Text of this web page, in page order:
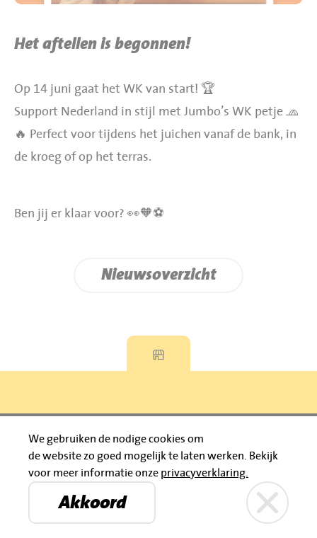
© 2026 Jumbo Huibers
Het aftellen is begonnen!
Op 14 juni gaat het WK van start! 🏆
Support Nederland in stijl met Jumbo’s WK petje 🧢
🔥 Perfect voor tijdens het juichen vanaf de bank, in
de kroeg of op het terras.
Ben jij er klaar voor? 👀🧡⚽️
Nieuwsoverzicht
Bruïneplein Petenbos
Privacyverklaring
© 2026 Jumbo Huibers
IBAN: NL92 RABO 0395111021
Jumbo Huibers
We gebruiken de nodige cookies om
de website zo goed mogelijk te laten werken.
Bekijk
voor meer informatie onze privacyverklaring.
Akkoord